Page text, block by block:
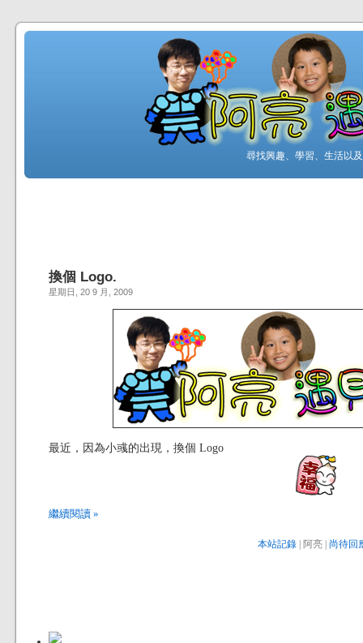
尋找興趣、學習、生活以
換個 Logo.
星期日, 20 9 月, 2009
最近，因為小彧的出現，換個 Logo
繼續閱讀 »
本站記錄| 阿亮 | 尚待回